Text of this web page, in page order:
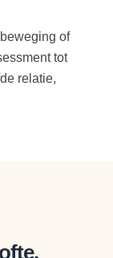
of
tot
relatie,